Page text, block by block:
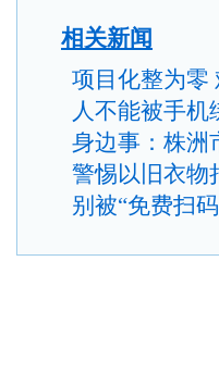
相关新闻
项目化整为零
人不能被手机
身边事：株洲
警惕以旧衣物
别被“免费扫